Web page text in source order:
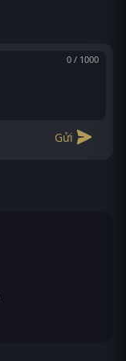
0 / 1000
Gửi